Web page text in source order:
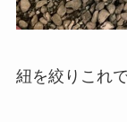
紐を絞りこれ